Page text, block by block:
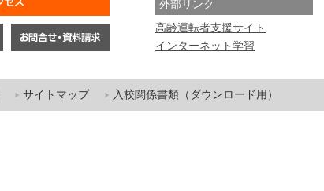
外部リンク
高齢運転者支援サイト
インターネット学習
サイトマップ 入校関係書類（ダウンロード用）